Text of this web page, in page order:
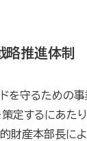
略推進体制
を守るための
定するにあたり
財産本部長に